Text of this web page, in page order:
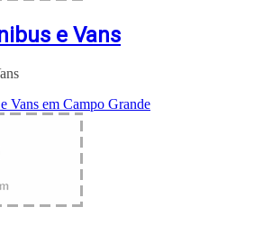
e Vans
Vans em Campo Grande